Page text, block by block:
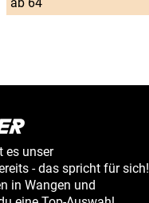
es unser
- das spricht für sich!
in Wangen und